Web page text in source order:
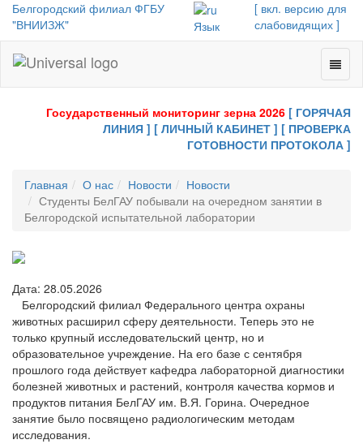
Белгородский филиал ФГБУ
"ВНИИЗЖ"
Язык
[ вкл. версию для
слабовидящих ]
-
Toggle
Государственный мониторинг зерна 2026 [ ГОРЯЧАЯ
ЛИНИЯ ] [ ЛИЧНЫЙ КАБИНЕТ ] [ ПРОВЕРКА
ГОТОВНОСТИ ПРОТОКОЛА ]
Главная О нас Новости
Новости
Студенты БелГАУ побывали на очередном занятии в
Белгородской испытательной лаборатории
Дата: 28.05.2026
Белгородский филиал Федерального центра охраны
животных расширил сферу деятельности. Теперь это не
только крупный исследовательский центр, но и
образовательное учреждение. На его базе с сентября
прошлого года действует кафедра лабораторной диагностики
болезней животных и растений, контроля качества кормов и
продуктов питания БелГАУ им. В.Я. Горина. Очередное
занятие было посвящено радиологическим методам
исследования.